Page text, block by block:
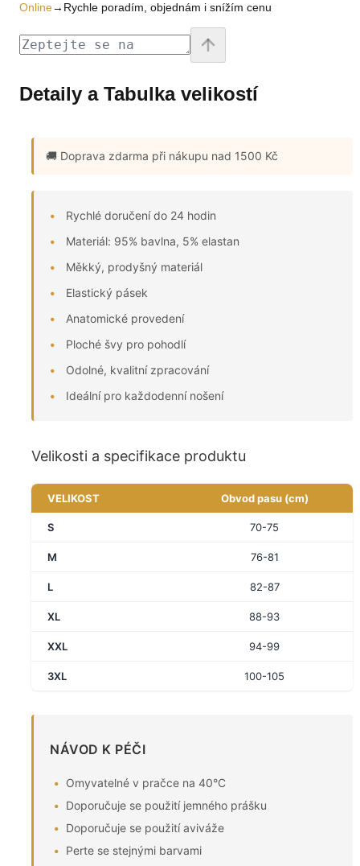
Online→ Rychle poradím, objednám i snížím cenu
Detaily a Tabulka velikostí
🚚 Doprava zdarma při nákupu nad 1500 Kč
Rychlé doručení do 24 hodin
Materiál: 95% bavlna, 5% elastan
Měkký, prodyšný materiál
Elastický pásek
Anatomické provedení
Ploché švy pro pohodlí
Odolné, kvalitní zpracování
Ideální pro každodenní nošení
Velikosti a specifikace produktu
VELIKOST Obvod pasu (cm)
S 70-75
M 76-81
L 82-87
XL 88-93
XXL 94-99
3XL 100-105
NÁVOD K PÉČI
Omyvatelné v pračce na 40°C
Doporučuje se použití jemného prášku
Doporučuje se použití aviváže
Perte se stejnými barvami